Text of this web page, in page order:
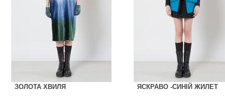
ЗОЛОТА ХВИЛЯ ЯСКРАВО -СИНІЙ ЖИЛЕТ